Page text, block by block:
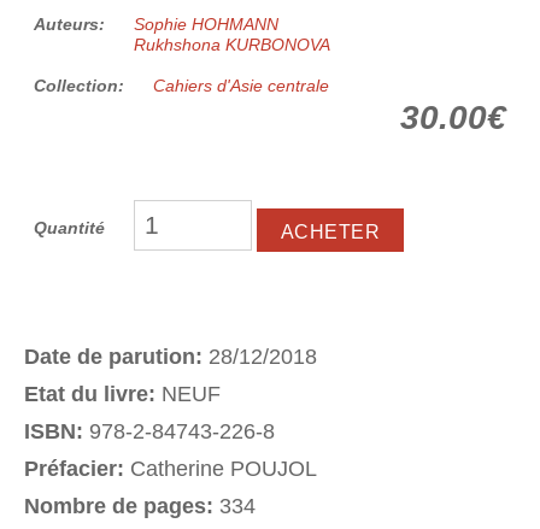
Auteurs:
Sophie HOHMANN
Rukhshona KURBONOVA
Collection: Cahiers d'Asie centrale
30.00€
Quantité
Date de parution: 28/12/2018
Etat du livre: NEUF
ISBN: 978-2-84743-226-8
Préfacier: Catherine POUJOL
Nombre de pages: 334